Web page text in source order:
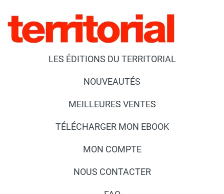
LES ÉDITIONS DU TERRITORIAL
NOUVEAUTÉS
MEILLEURES VENTES
TÉLÉCHARGER MON EBOOK
MON COMPTE
NOUS CONTACTER